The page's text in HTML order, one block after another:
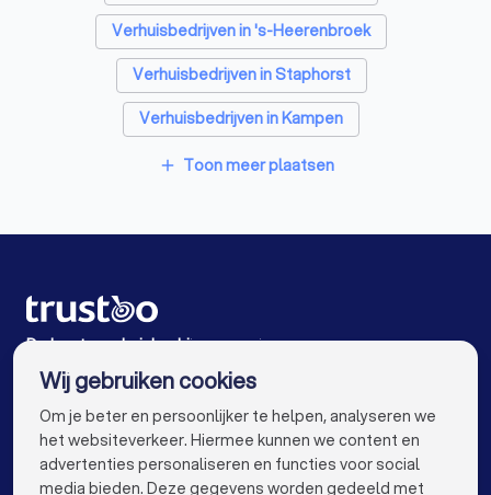
Verhuisbedrijven in 's-Heerenbroek
Verhuisbedrijven in Staphorst
Verhuisbedrijven in Kampen
Verhuisbedrijven in Zwolle
Verhuisbedrijven in Wezep
Verhuisbedrijven in Amsterdam
Verhuisbedrijven in Rotterdam
Verhuisbedrijven in Den Haag
add Toon meer plaatsen
De beste verhuisbedrijven voor jou
Wij gebruiken cookies
Om je beter en persoonlijker te helpen, analyseren we
het websiteverkeer. Hiermee kunnen we content en
advertenties personaliseren en functies voor social
media bieden. Deze gegevens worden gedeeld met